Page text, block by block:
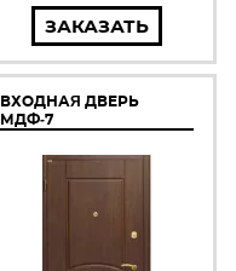
ЗАКАЗАТЬ
ВХОДНАЯ ДВЕРЬ
МДФ-7